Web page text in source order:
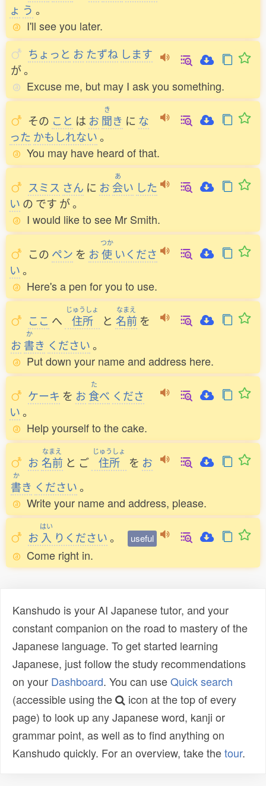
ょ う 。
I'll see you later.
ちょっと お たずね します
が。
Excuse me, but may I ask you something.
その こと は お
き
聞き に な
った かもしれない。
You may have heard of that.
スミス さん に お
あ
会い した
い の です が。
I would like to see Mr Smith.
この ペン を お
つか
使 いくださ
い。
Here's a pen for you to use.
ここ へ
じゅうしょ
住所 と
なまえ
名前 を
お
か
書き ください。
Put down your name and address here.
ケーキ を お
た
食べ くださ
い。
Help yourself to the cake.
お
なまえ
名前 と ご
じゅうしょ
住所 を お
か
書き ください。
Write your name and address, please.
お
はい
入 りください。 useful
Come right in.
Kanshudo is your AI Japanese tutor, and your
constant companion on the road to mastery of the
Japanese language. To get started learning
Japanese, just follow the study recommendations
on your Dashboard. You can useQuick search
(accessible using the
icon at the top of every
page) to look up any Japanese word, kanji or
grammar point, as well as to find anything on
Kanshudo quickly. For an overview, take thetour.